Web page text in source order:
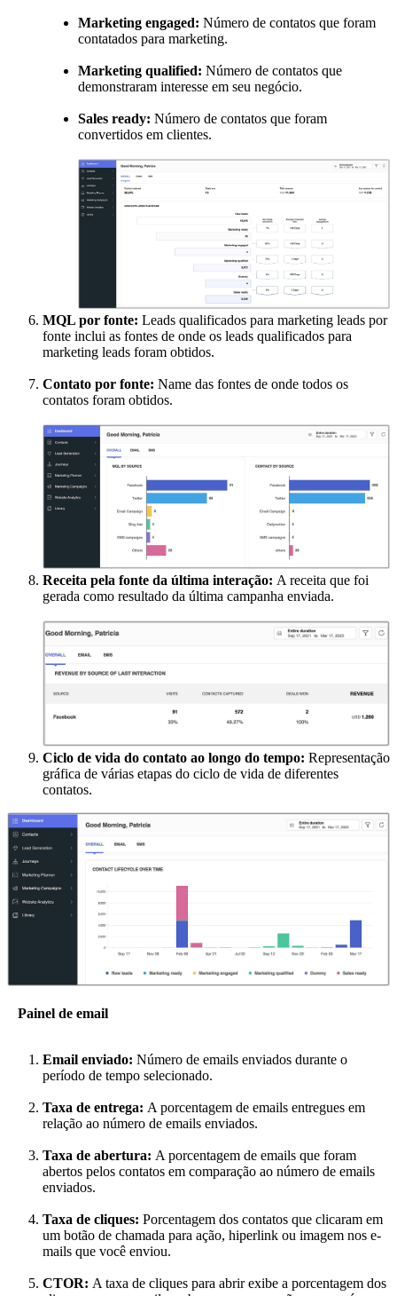
Marketing engaged: Número de contatos que foram
contatados para marketing.
Marketing qualified: Número de contatos que
demonstraram interesse em seu negócio.
Sales ready: Número de contatos que foram
convertidos em clientes.
MQL por fonte: Leads qualificados para marketing leads por
fonte inclui as fontes de onde os leads qualificados para
marketing leads foram obtidos.
Contato por fonte: Name das fontes de onde todos os
contatos foram obtidos.
Receita pela fonte da última interação: A receita que foi
gerada como resultado da última campanha enviada.
Ciclo de vida do contato ao longo do tempo: Representação
gráfica de várias etapas do ciclo de vida de diferentes
contatos.
Painel de email
Email enviado: Número de emails enviados durante o
período de tempo selecionado.
Taxa de entrega: A porcentagem de emails entregues em
relação ao número de emails enviados.
Taxa de abertura: A porcentagem de emails que foram
abertos pelos contatos em comparação ao número de emails
enviados.
Taxa de cliques: Porcentagem dos contatos que clicaram em
um botão de chamada para ação, hiperlink ou imagem nos e-
mails que você enviou.
CTOR: A taxa de cliques para abrir exibe a porcentagem dos